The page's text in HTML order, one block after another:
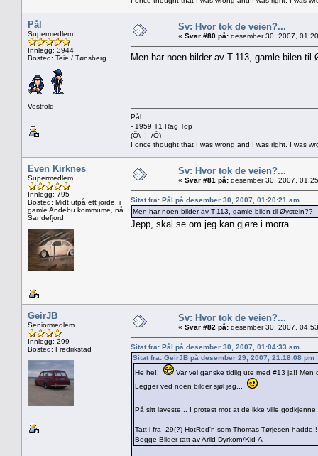
Pål
Supermedlem
Innlegg: 3944
Bosted: Teie / Tønsberg
Vestfold
Sv: Hvor tok de veien?...
« Svar #80 på: desember 30, 2007,
Men har noen bilder av T-113, gamle bilen til
Pål
- 1959 T1 Rag Top
(Ö\_!_/Ö)
I once thought that I was wrong and I was right. I was
Even Kirknes
Supermedlem
Innlegg: 795
Bosted: Midt utpå ett jorde, i
gamle Andebu kommume, nå
Sandefjord
Sv: Hvor tok de veien?...
« Svar #81 på: desember 30, 2007,
Sitat fra: Pål på desember 30, 2007, 01:20:21 am
Men har noen bilder av T-113, gamle bilen til Øystein??
Jepp, skal se om jeg kan gjøre i morra
GeirJB
Seniormedlem
Innlegg: 299
Bosted: Fredrikstad
Sv: Hvor tok de veien?...
« Svar #82 på: desember 30, 2007,
Sitat fra: Pål på desember 30, 2007, 01:04:33 am
Sitat fra: GeirJB på desember 29, 2007, 21:18:08 pm
He he!!
Var vel ganske tidlig ute med #13 ja!!
Legger ved noen bilder sjøl jeg...
På sitt laveste... I protest mot at de ikke ville
Tatt i fra -29(?) HotRod'n som Thomas Tørjesen hadde!!
Begge Bilder tatt av Arild Dyrkorn/Kid-A